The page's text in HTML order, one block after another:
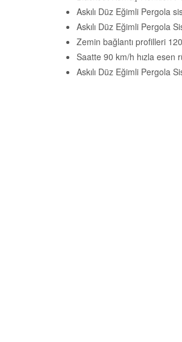
Askılı Düz Eğimli Pergola
Askılı Düz Eğimli Pergola
Zemin bağlantı profilleri
Saatte 90 km/h hızla esen
Askılı Düz Eğimli Pergola